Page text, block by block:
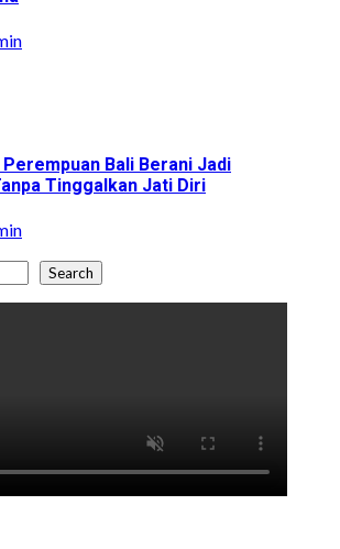
Bali Berani Jadi
Tinggalkan Jati Diri
Search